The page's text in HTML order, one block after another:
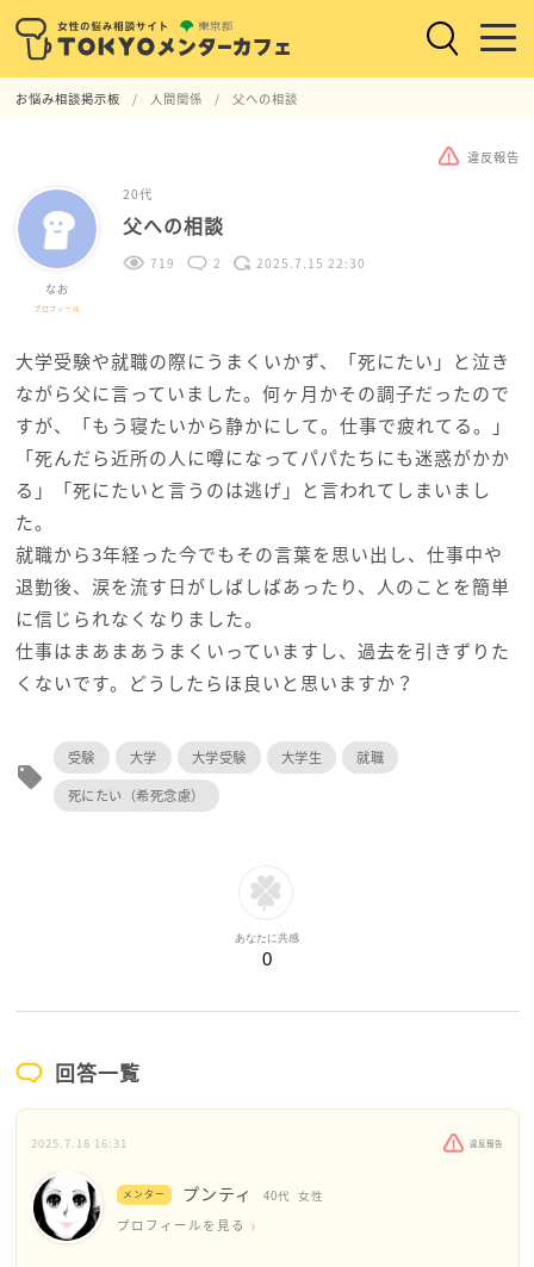
お悩み相談掲示板 人間関係 父への相談
違反報告
なお
プロフィール
20代
父への相談
719 2 2025.7.15 22:30
大学受験や就職の際にうまくいかず、「死にたい」と泣き
ながら父に言っていました。何ヶ月かその調子だったので
すが、「もう寝たいから静かにして。仕事で疲れてる。」
「死んだら近所の人に噂になってパパたちにも迷惑がかか
る」「死にたいと言うのは逃げ」と言われてしまいまし
た。
就職から3年経った今でもその言葉を思い出し、仕事中や
退勤後、涙を流す日がしばしばあったり、人のことを簡単
に信じられなくなりました。
仕事はまあまあうまくいっていますし、過去を引きずりた
くないです。どうしたらほ良いと思いますか？
local_offer
受験 大学 大学受験 大学生
就職
死にたい（希死念慮）
あなたに共感
0
回答一覧
2025.7.18 16:31 違反報告
メンター プンティ 40代 女性
プロフィールを見る